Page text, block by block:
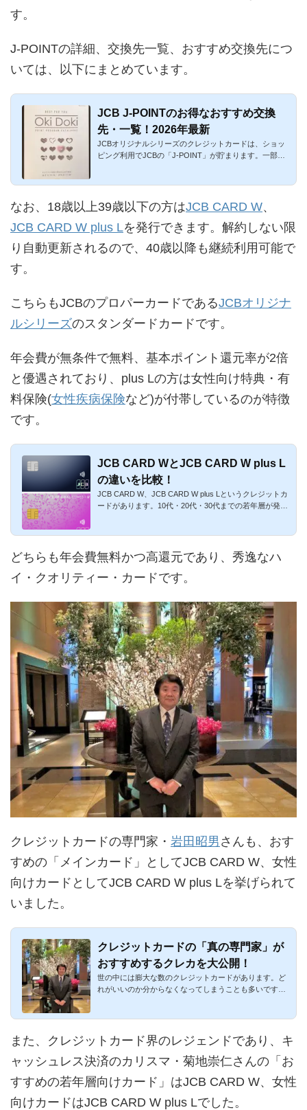
す。
J-POINTの詳細、交換先一覧、おすすめ交換先につ
いては、以下にまとめています。
JCB J-POINTのお得なおすすめ交換
先・一覧！2026年最新
JCBオリジナルシリーズのクレジットカードは、ショッ
ピング利用でJCBの「J-POINT」が貯まります。一部のJ
なお、18歳以上39歳以下の方はJCB CARD W、
JCB CARD W plus Lを発行できます。解約しない限
り自動更新されるので、40歳以降も継続利用可能で
す。
こちらもJCBのプロパーカードであるJCBオリジナ
ルシリーズのスタンダードカードです。
年会費が無条件で無料、基本ポイント還元率が2倍
と優遇されており、plus Lの方は女性向け特典・有
料保険(女性疾病保険など)が付帯しているのが特徴
です。
JCB CARD WとJCB CARD W plus L
の違いを比較！
JCB CARD W、JCB CARD W plus Lというクレジットカ
ードがあります。10代・20代・30代までの若年層が発行
どちらも年会費無料かつ高還元であり、秀逸なハ
イ・クオリティー・カードです。
クレジットカードの専門家・ 岩田昭男 さんも、おす
すめの「メインカード」としてJCB CARD W、女性
向けカードとしてJCB CARD W plus Lを挙げられて
いました。
クレジットカードの「真の専門家」が
おすすめするクレカを大公開！
世の中には膨大な数のクレジットカードがあります。ど
れがいいのか分からなくなってしまうことも多いです
また、クレジットカード界のレジェンドであり、キ
ャッシュレス決済のカリスマ・菊地崇仁さんの「お
すすめの若年層向けカード」はJCB CARD W、女性
向けカードはJCB CARD W plus Lでした。